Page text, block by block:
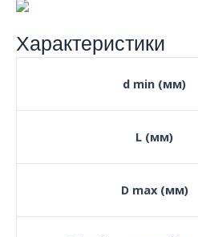
Характеристики
d min (мм)
L (мм)
D max (мм)